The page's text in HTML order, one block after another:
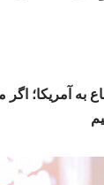
آمریکا؛